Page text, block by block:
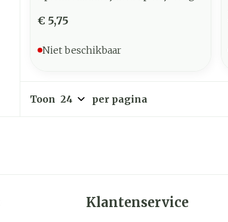
€ 5,75
Niet beschikbaar
Toon per pagina
Klantenservice